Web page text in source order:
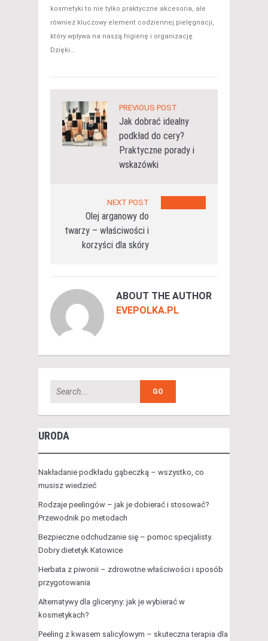
kosmetyki to nie tylko praktyczne akcesoria, ale
również kluczowy element codziennej pielęgnacji,
który wpływa na naszą higienę i organizację.
Dzięki...
PREVIOUS POST
Jak dobrać idealny
podkład do cery?
Praktyczne porady i
wskazówki
NEXT POST
Olej arganowy do
twarzy – właściwości i
korzyści dla skóry
ABOUT THE AUTHOR
EVEPOLKA.PL
URODA
Nakładanie podkładu gąbeczką – wszystko, co
musisz wiedzieć
Rodzaje peelingów – jak je dobierać i stosować?
Przewodnik po metodach
Bezpieczne odchudzanie się – pomoc specjalisty.
Dobry dietetyk Katowice
Herbata z piwonii – zdrowotne właściwości i sposób
przygotowania
Alternatywy dla gliceryny: jak je wybierać w
kosmetykach?
Peeling z kwasem salicylowym – skuteczna terapia dla